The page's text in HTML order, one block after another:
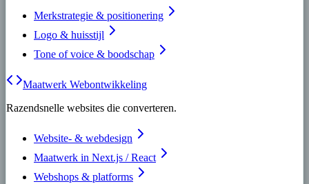
Merkstrategie & positionering
Logo & huisstijl
Tone of voice & boodschap
Maatwerk Webontwikkeling
Razendsnelle websites die converteren.
Website- & webdesign
Maatwerk in Next.js / React
Webshops & platforms